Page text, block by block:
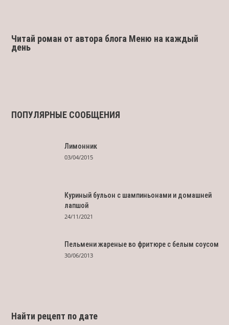
Читай роман от автора блога Меню на каждый
день
ПОПУЛЯРНЫЕ СООБЩЕНИЯ
Лимонник
03/04/2015
Куриный бульон с шампиньонами и домашней
лапшой
24/11/2021
Пельмени жареные во фритюре с белым соусом
30/06/2013
Найти рецепт по дате